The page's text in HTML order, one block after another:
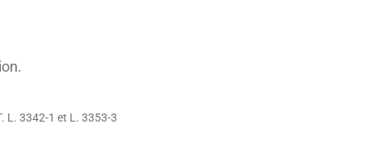
L. 3342-1 et L. 3353-3